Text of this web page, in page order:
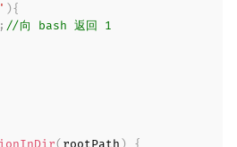
){
; //向 bash 返回 1
( rootPath )
{